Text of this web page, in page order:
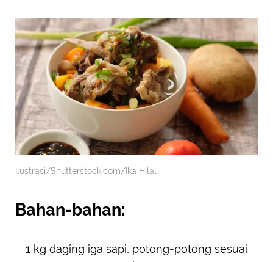
Ilustrasi/Shutterstock.com/Ika Hilal
Bahan-bahan:
1 kg daging iga sapi, potong-potong sesuai